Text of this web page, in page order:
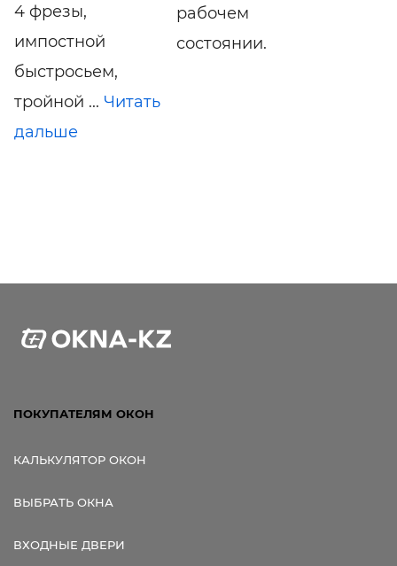
4 фрезы,
импостной
быстросьем,
тройной ... Читать
дальше
рабочем
состоянии.
ПОКУПАТЕЛЯМ ОКОН
КАЛЬКУЛЯТОР ОКОН
ВЫБРАТЬ ОКНА
ВХОДНЫЕ ДВЕРИ